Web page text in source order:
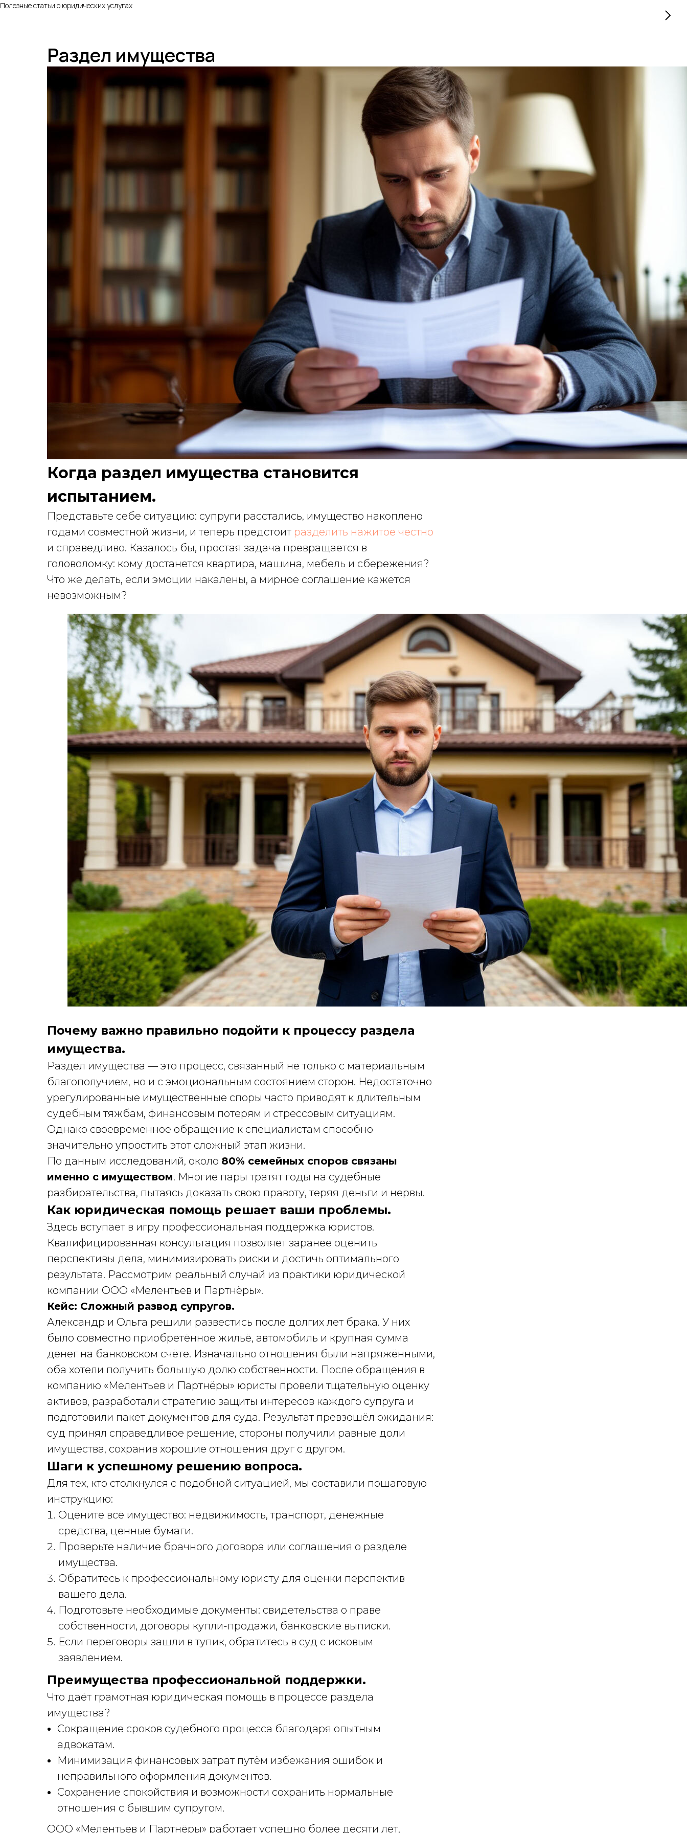
Полезные статьи о юридических услугах
Раздел имущества
Когда раздел имущества становится
испытанием.
Представьте себе ситуацию: супруги расстались, имущество накоплено
годами совместной жизни, и теперь предстоит разделить нажитое честно
и справедливо. Казалось бы, простая задача превращается в
головоломку: кому достанется квартира, машина, мебель и сбережения?
Что же делать, если эмоции накалены, а мирное соглашение кажется
невозможным?
Почему важно правильно подойти к процессу раздела
имущества.
Раздел имущества — это процесс, связанный не только с материальным
благополучием, но и с эмоциональным состоянием сторон. Недостаточно
урегулированные имущественные споры часто приводят к длительным
судебным тяжбам, финансовым потерям и стрессовым ситуациям.
Однако своевременное обращение к специалистам способно
значительно упростить этот сложный этап жизни.
По данным исследований, около 80% семейных споров связаны
именно с имуществом. Многие пары тратят годы на судебные
разбирательства, пытаясь доказать свою правоту, теряя деньги и нервы.
Как юридическая помощь решает ваши проблемы.
Здесь вступает в игру профессиональная поддержка юристов.
Квалифицированная консультация позволяет заранее оценить
перспективы дела, минимизировать риски и достичь оптимального
результата. Рассмотрим реальный случай из практики юридической
компании ООО «Мелентьев и Партнёры».
Кейс: Сложный развод супругов.
Александр и Ольга решили развестись после долгих лет брака. У них
было совместно приобретённое жильё, автомобиль и крупная сумма
денег на банковском счёте. Изначально отношения были напряжёнными,
оба хотели получить большую долю собственности. После обращения в
компанию «Мелентьев и Партнёры» юристы провели тщательную оценку
активов, разработали стратегию защиты интересов каждого супруга и
подготовили пакет документов для суда. Результат превзошёл ожидания:
суд принял справедливое решение, стороны получили равные доли
имущества, сохранив хорошие отношения друг с другом.
Шаги к успешному решению вопроса.
Для тех, кто столкнулся с подобной ситуацией, мы составили пошаговую
инструкцию:
Оцените всё имущество: недвижимость, транспорт, денежные
средства, ценные бумаги.
Проверьте наличие брачного договора или соглашения о разделе
имущества.
Обратитесь к профессиональному юристу для оценки перспектив
вашего дела.
Подготовьте необходимые документы: свидетельства о праве
собственности, договоры купли-продажи, банковские выписки.
Если переговоры зашли в тупик, обратитесь в суд с исковым
заявлением.
Преимущества профессиональной поддержки.
Что даёт грамотная юридическая помощь в процессе раздела
имущества?
Сокращение сроков судебного процесса благодаря опытным
адвокатам.
Минимизация финансовых затрат путём избежания ошибок и
неправильного оформления документов.
Сохранение спокойствия и возможности сохранить нормальные
отношения с бывшим супругом.
ООО «Мелентьев и Партнёры» работает успешно более десяти лет,